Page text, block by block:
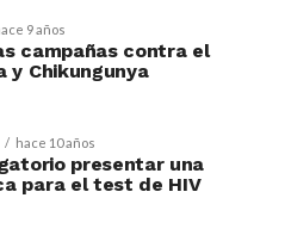
9 años
campañas contra el
y Chikungunya
hace 10 años
presentar una
para el test de HIV